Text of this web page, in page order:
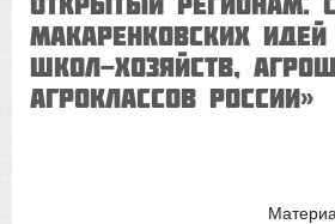
макаренковских
школ-хозяйств,
агроклассов России»